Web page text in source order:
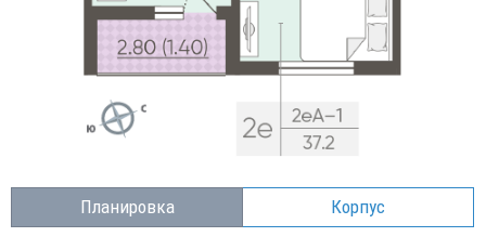
Планировка Корпус